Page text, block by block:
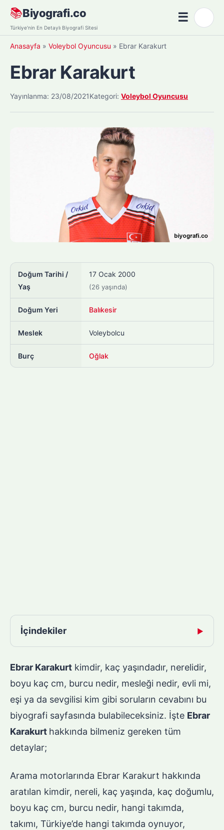
Skip
content
📚Biyografi.co
Türkiye'nin En Detaylı Biyografi Sitesi
☰Menü
Anasayfa » Voleybol Oyuncusu » Ebrar Karakurt
Ebrar Karakurt
Yayınlanma: 23/08/2021Kategori: Voleybol Oyuncusu
Doğum Tarihi /
Yaş
17 Ocak 2000
(26 yaşında)
Doğum Yeri Balıkesir
Meslek Voleybolcu
Burç Oğlak
İçindekiler ▶
Ebrar Karakurt kimdir, kaç yaşındadır, nerelidir,
boyu kaç cm, burcu nedir, mesleği nedir, evli mi,
eşi ya da sevgilisi kim gibi soruların cevabını bu
biyografi sayfasında bulabileceksiniz. İşte Ebrar
Karakurt hakkında bilmeniz gereken tüm
detaylar;
Arama motorlarında Ebrar Karakurt hakkında
aratılan kimdir, nereli, kaç yaşında, kaç doğumlu,
boyu kaç cm, burcu nedir, hangi takımda,
takımı, Türkiye’de hangi takımda oynuyor,